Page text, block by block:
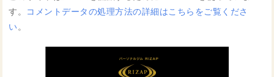
す。 コメントデータの処理方法の詳細はこちらをご覧くださ
い。